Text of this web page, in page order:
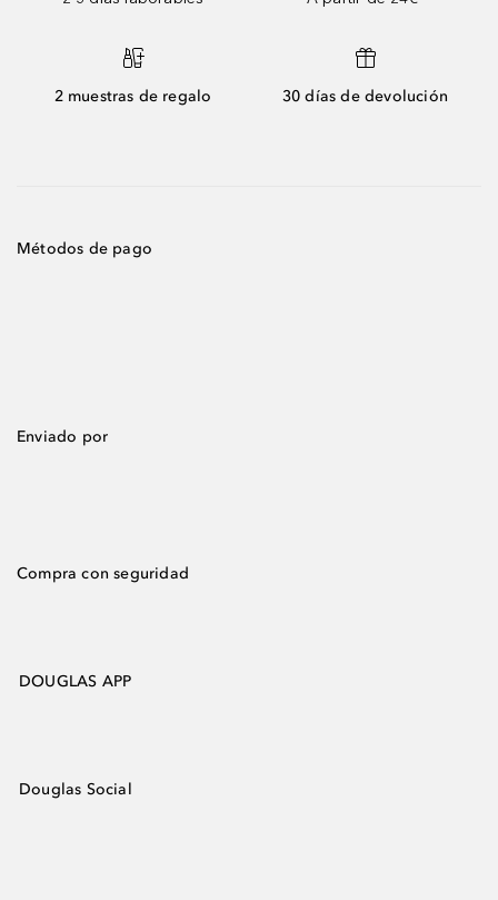
2 muestras de regalo 30 días de devolución
Métodos de pago
Enviado por
Compra con seguridad
DOUGLAS APP
Douglas Social